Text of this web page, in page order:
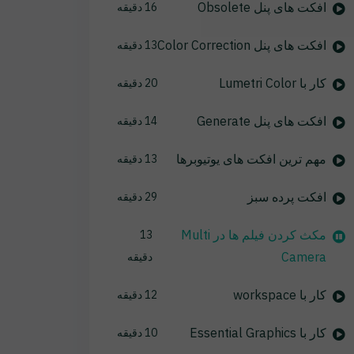
افکت های پنل Obsolete 16 دقیقه
افکت های پنل Color Correction 13 دقیقه
کار با Lumetri Color 20 دقیقه
افکت های پنل Generate 14 دقیقه
مهم ترین افکت های یوتیوبرها 13 دقیقه
افکت پرده سبز 29 دقیقه
مکث کردن فیلم ها در Multi
Camera
13
دقیقه
کار با workspace 12 دقیقه
کار با Essential Graphics 10 دقیقه